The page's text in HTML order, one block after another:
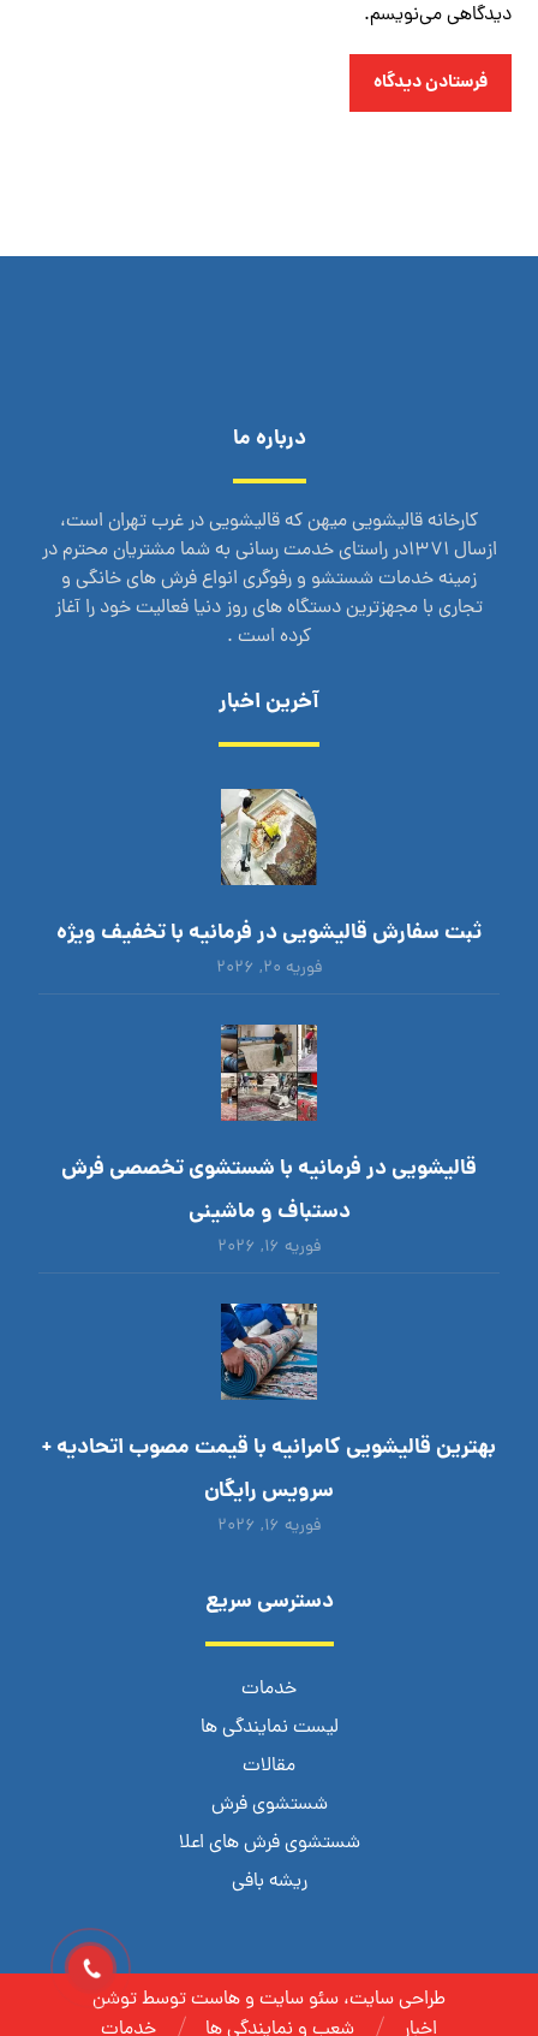
دیدگاهی می‌نویسم.
فرستادن دیدگاه
درباره ما
کارخانه قالیشویی میهن که قالیشویی در غرب تهران است،
ازسال 1371در راستای خدمت رسانی به شما مشتریان محترم در
زمینه خدمات شستشو و رفوگری انواع فرش های خانگی و
تجاری با مجهزترین دستگاه های روز دنیا فعالیت خود را آغاز
کرده است .
آخرین اخبار
ثبت سفارش قالیشویی در فرمانیه با تخفیف ویژه
فوریه ۲۰, ۲۰۲۶
قالیشویی در فرمانیه با شستشوی تخصصی فرش
دستباف و ماشینی
فوریه ۱۶, ۲۰۲۶
بهترین قالیشویی کامرانیه با قیمت مصوب اتحادیه +
سرویس رایگان
فوریه ۱۶, ۲۰۲۶
دسترسی سریع
خدمات
لیست نمایندگی ها
مقالات
شستشوی فرش
شستشوی فرش های اعلا
ریشه بافی
طراحی سایت، سئو سایت و هاست توسط توشن
خدمات
شعب و نمایندگی ها اخبار